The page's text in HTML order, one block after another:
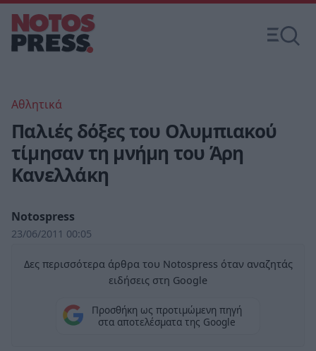
Αθλητικά
Παλιές δόξες του Ολυμπιακού
τίμησαν τη μνήμη του Άρη
Κανελλάκη
Notospress
23/06/2011 00:05
Δες περισσότερα άρθρα του Notospress όταν αναζητάς
ειδήσεις στη Google
Προσθήκη ως προτιμώμενη πηγή
στα αποτελέσματα της Google